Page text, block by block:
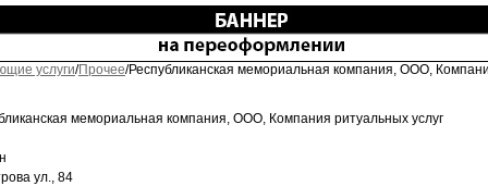
услуги/Прочее/Республиканская мемориальная компания, ООО,
мемориальная компания, ООО, Компания ритуальныx услуг
ул., 84